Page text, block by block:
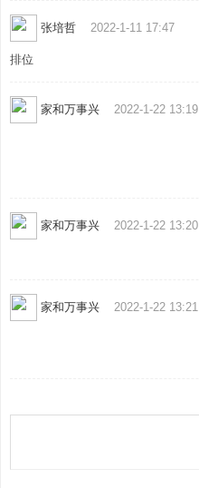
张培哲 2022-1-11 17:47
排位
家和万事兴 2022-1-22 13:19
家和万事兴 2022-1-22 13:20
家和万事兴 2022-1-22 13:21